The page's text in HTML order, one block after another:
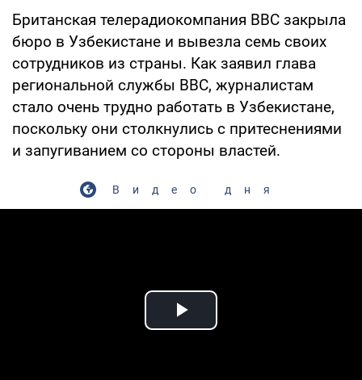
Британская телерадиокомпания BBC закрыла
бюро в Узбекистане и вывезла семь своих
сотрудников из страны. Как заявил глава
региональной службы BBC, журналистам
стало очень трудно работать в Узбекистане,
поскольку они столкнулись с притеснениями
и запугиванием со стороны властей.
Видео дня
Play Video